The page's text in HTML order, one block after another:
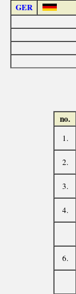
GER
no.
1.
2.
3.
4.
6.